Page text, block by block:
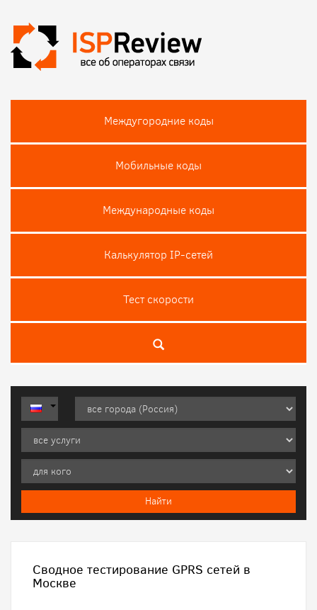
Междугородние коды
Мобильные коды
Международные коды
Калькулятор IP-сетей
Тест скороcти
Сводное тестирование GPRS сетей в
Москве